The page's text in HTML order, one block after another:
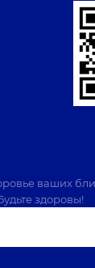
ваших
здоровы!